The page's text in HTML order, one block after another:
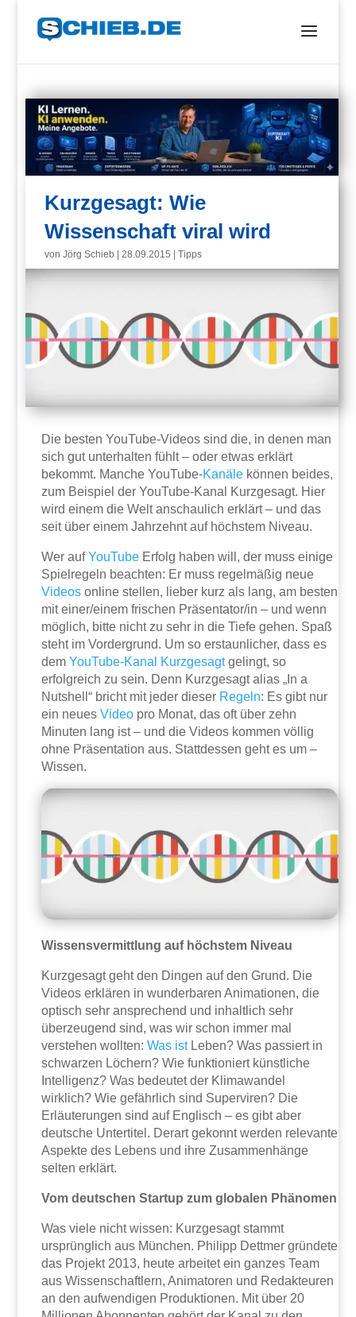
Kurzgesagt: Wie
Wissenschaft viral wird
vonJörg Schieb |28.09.2015 |Tipps
Die besten YouTube-Videos sind die, in denen man
sich gut unterhalten fühlt – oder etwas erklärt
bekommt. Manche YouTube-Kanäle können beides,
zum Beispiel der YouTube-Kanal Kurzgesagt. Hier
wird einem die Welt anschaulich erklärt – und das
seit über einem Jahrzehnt auf höchstem Niveau.
Wer aufYouTube Erfolg haben will, der muss einige
Spielregeln beachten: Er muss regelmäßig neue
Videos online stellen, lieber kurz als lang, am besten
mit einer/einem frischen Präsentator/in – und wenn
möglich, bitte nicht zu sehr in die Tiefe gehen. Spaß
steht im Vordergrund. Um so erstaunlicher, dass es
demYouTube-Kanal Kurzgesagtgelingt, so
erfolgreich zu sein. Denn Kurzgesagt alias „In a
Nutshell“ bricht mit jeder dieser Regeln: Es gibt nur
ein neuesVideo pro Monat, das oft über zehn
Minuten lang ist – und die Videos kommen völlig
ohne Präsentation aus. Stattdessen geht es um –
Wissen.
Wissensvermittlung auf höchstem Niveau
Kurzgesagt geht den Dingen auf den Grund. Die
Videos erklären in wunderbaren Animationen, die
optisch sehr ansprechend und inhaltlich sehr
überzeugend sind, was wir schon immer mal
verstehen wollten:Was istLeben? Was passiert in
schwarzen Löchern? Wie funktioniert künstliche
Intelligenz? Was bedeutet der Klimawandel
wirklich? Wie gefährlich sind Superviren? Die
Erläuterungen sind auf Englisch – es gibt aber
deutsche Untertitel. Derart gekonnt werden relevante
Aspekte des Lebens und ihre Zusammenhänge
selten erklärt.
Vom deutschen Startup zum globalen Phänomen
Was viele nicht wissen: Kurzgesagt stammt
ursprünglich aus München. Philipp Dettmer gründete
das Projekt 2013, heute arbeitet ein ganzes Team
aus Wissenschaftlern, Animatoren und Redakteuren
an den aufwendigen Produktionen. Mit über 20